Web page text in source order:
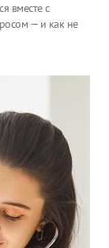
вместе с
— и как не